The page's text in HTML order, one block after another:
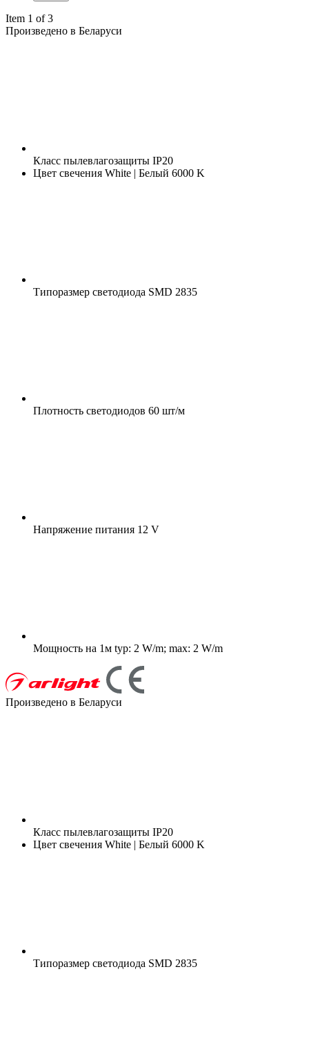
Item 1 of 3
Произведено в Беларуси
Класс пылевлагозащиты IP20
Цвет свечения White | Белый 6000 K
Типоразмер светодиода SMD 2835
Плотность светодиодов 60 шт/м
Напряжение питания 12 V
Мощность на 1м typ: 2 W/m; max: 2 W/m
Произведено в Беларуси
Класс пылевлагозащиты IP20
Цвет свечения White | Белый 6000 K
Типоразмер светодиода SMD 2835